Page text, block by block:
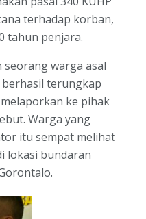
terhadap korban,
tahun penjara.
seorang warga asal
terungkap
ke pihak
Warga yang
itu sempat melihat
lokasi bundaran